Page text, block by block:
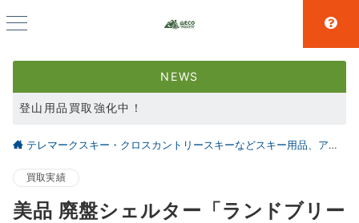
NEWS
登山用品買取強化中！
スキー用品買取強化中！
テレマークスキー・クロスカントリースキーなどスキー用品、アウトドア、キャンプ用品の買取なら仙台の【山とエコ】
買取実績
美品 廃盤シェルター「ランドブリー